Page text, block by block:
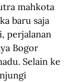
mahkota
baru saja
perjalanan
Bogor
Selain ke